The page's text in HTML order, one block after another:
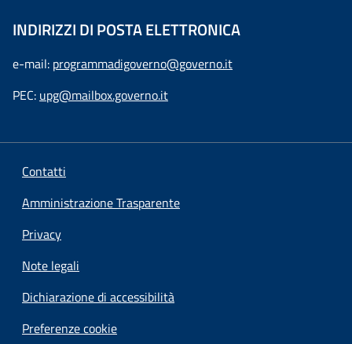
INDIRIZZI DI POSTA ELETTRONICA
e-mail: programmadigoverno@governo.it
PEC: upg@mailbox.governo.it
Contatti
Amministrazione Trasparente
Privacy
Note legali
Dichiarazione di accessibilità
Preferenze cookie